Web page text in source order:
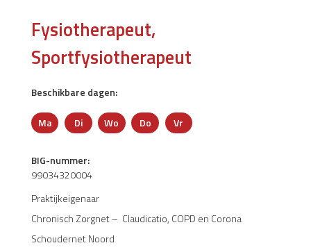
Fysiotherapeut,
Sportfysiotherapeut
Beschikbare dagen:
Maandag
Ma Dinsdag
Di Woensdag
Wo Donderdag
Do Vrijdag
Vr
BIG-nummer:
99034320004
Praktijkeigenaar
Chronisch Zorgnet – Claudicatio, COPD en Corona
Schoudernet Noord